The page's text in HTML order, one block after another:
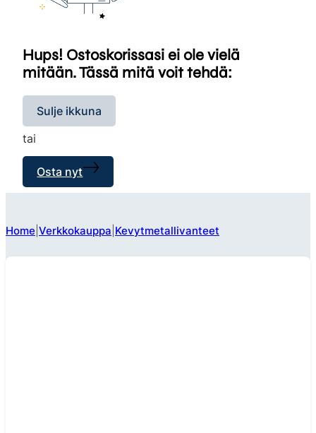
Hups! Ostoskorissasi ei ole vielä
mitään. Tässä mitä voit tehdä:
Sulje ikkuna
tai
Osta nyt
Home Verkkokauppa Kevytmetallivanteet